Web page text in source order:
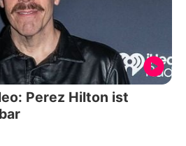
Perez Hilton ist